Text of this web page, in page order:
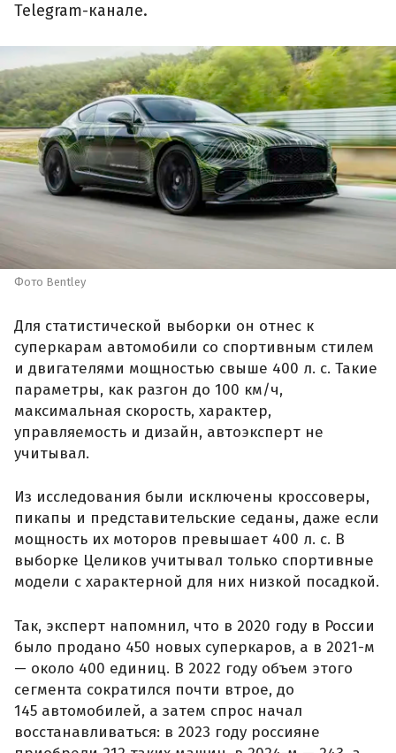
Telegram-канале.
Фото Bentley
Для статистической выборки он отнес к
суперкарам автомобили со спортивным стилем
и двигателями мощностью свыше 400 л. с. Такие
параметры, как разгон до 100 км/ч,
максимальная скорость, характер,
управляемость и дизайн, автоэксперт не
учитывал.
Из исследования были исключены кроссоверы,
пикапы и представительские седаны, даже если
мощность их моторов превышает 400 л. с. В
выборке Целиков учитывал только спортивные
модели с характерной для них низкой посадкой.
Так, эксперт напомнил, что в 2020 году в России
было продано 450 новых суперкаров, а в 2021-м
— около 400 единиц. В 2022 году объем этого
сегмента сократился почти втрое, до
145 автомобилей, а затем спрос начал
восстанавливаться: в 2023 году россияне